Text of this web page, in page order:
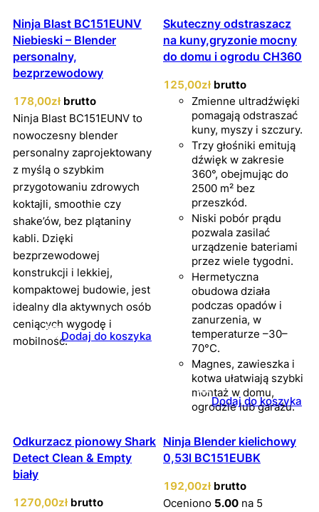
Ninja Blast BC151EUNV
Niebieski – Blender
personalny,
bezprzewodowy
178,00zł brutto
Ninja Blast BC151EUNV to
nowoczesny blender
personalny zaprojektowany
z myślą o szybkim
przygotowaniu zdrowych
koktajli, smoothie czy
shake’ów, bez plątaniny
kabli. Dzięki
bezprzewodowej
konstrukcji i lekkiej,
kompaktowej budowie, jest
idealny dla aktywnych osób
ceniących wygodę i
mobilność.Dodaj do koszyka
Skuteczny odstraszacz
na kuny,gryzonie mocny
do domu i ogrodu CH360
125,00zł brutto
Zmienne ultradźwięki
pomagają odstraszać
kuny, myszy i szczury.
Trzy głośniki emitują
dźwięk w zakresie
360°, obejmując do
2500 m² bez
przeszkód.
Niski pobór prądu
pozwala zasilać
urządzenie bateriami
przez wiele tygodni.
Hermetyczna
obudowa działa
podczas opadów i
zanurzenia, w
temperaturze –30–
70°C.
Magnes, zawieszka i
kotwa ułatwiają szybki
montaż w domu,
ogrodzie lub garażu.
Dodaj do koszyka
Odkurzacz pionowy Shark
Detect Clean & Empty
biały
1270,00zł brutto
Ninja Blender kielichowy
0,53l BC151EUBK
192,00zł brutto
Oceniono 5.00 na 5